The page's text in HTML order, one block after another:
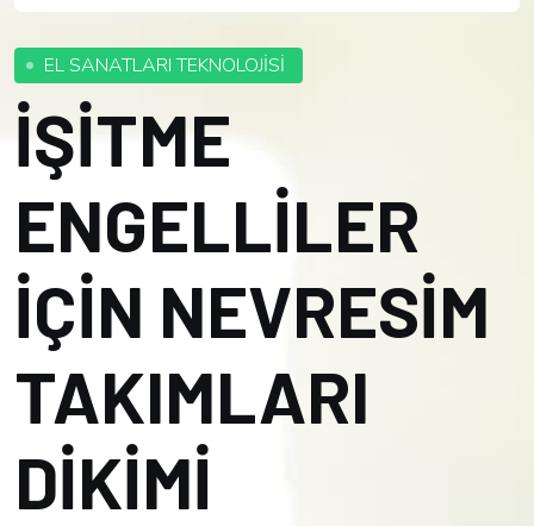
EL SANATLARI TEKNOLOJİSİ
İŞİTME
ENGELLİLER
İÇİN NEVRESİM
TAKIMLARI
DİKİMİ